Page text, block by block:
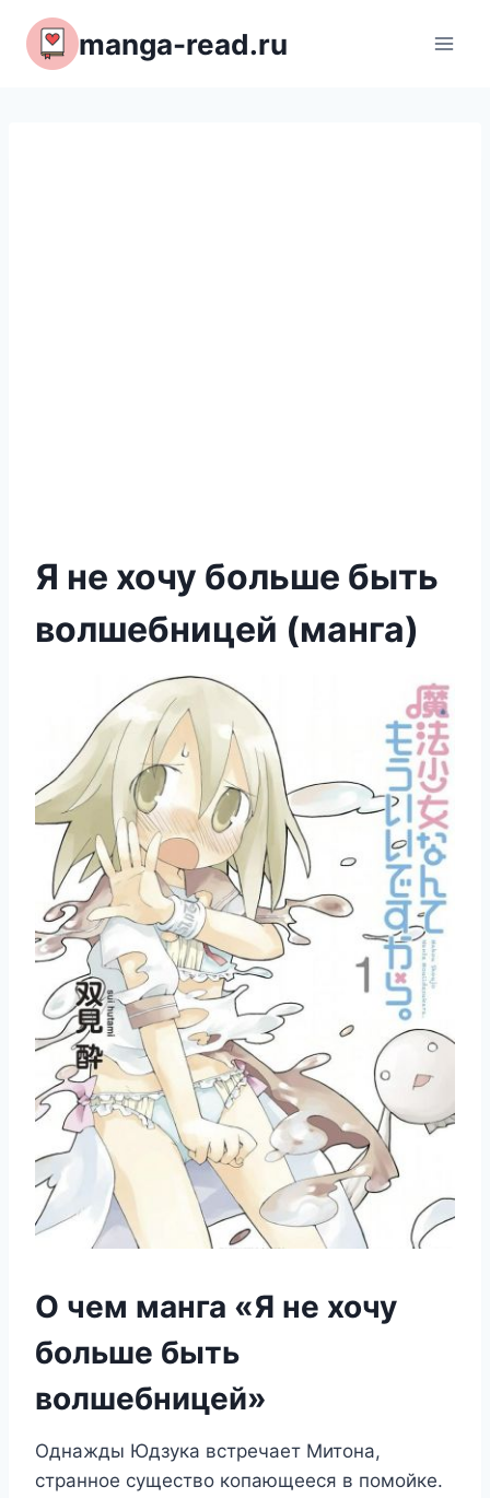
Перейти
содержимому
manga-read.ru
Я не хочу больше быть
волшебницей (манга)
О чем манга «Я не хочу
больше быть
волшебницей»
Однажды Юдзука встречает Митона,
странное существо копающееся в помойке.